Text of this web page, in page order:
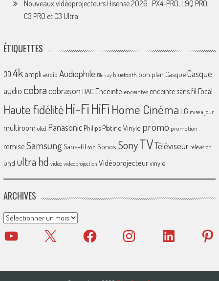
Nouveaux vidéoprojecteurs Hisense 2026 : PX4-PRO, L9Q PRO,
C3 PRO et C3 Ultra
ÉTIQUETTES
3D 4k ampliaudio Audiophile Blu-ray bluetooth bon plan CasqueCasque
audio cobracobrason DAC Enceinte enceintes enceinte sans fil Focal
Haute fidélitéHi-FiHiFiHome Cinéma LG mise à jour
multiroom oled Panasonic Philips Platine Vinyle promo promotion
remiseSamsungSans-fil son Sonos SonyTVTéléviseur télévision
uhd ultra hd video videoprojection Vidéoprojecteurvinyle
ARCHIVES
Archives
YouTube X Facebook Instagram LinkedIn